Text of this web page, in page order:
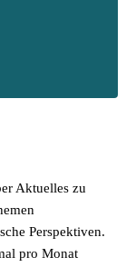
Aktuelles zu
Perspektiven.
pro Monat